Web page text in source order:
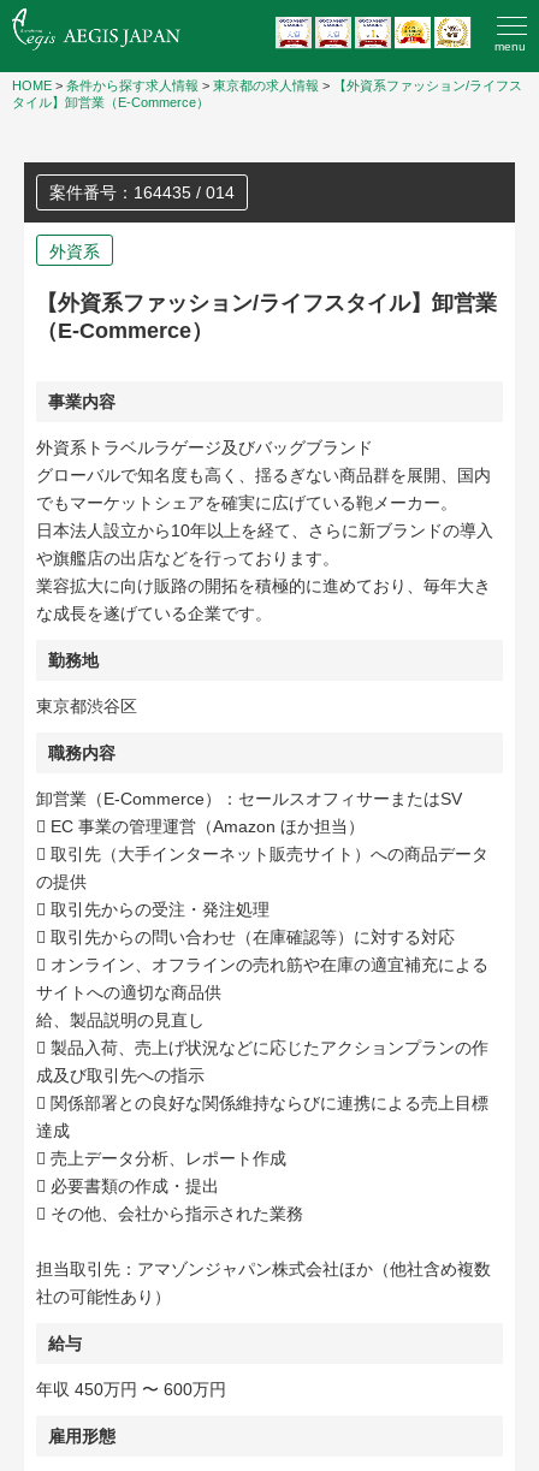
menu
HOME > 条件から探す求人情報 > 東京都の求人情報 >
【外資系ファッション/ライフス
タイル】卸営業（E-Commerce）
案件番号：164435 / 014
外資系
【外資系ファッション/ライフスタイル】卸営業
（E-Commerce）
事業内容
外資系トラベルラゲージ及びバッグブランド
グローバルで知名度も高く、揺るぎない商品群を展開、国内
でもマーケットシェアを確実に広げている鞄メーカー。
日本法人設立から10年以上を経て、さらに新ブランドの導入
や旗艦店の出店などを行っております。
業容拡大に向け販路の開拓を積極的に進めており、毎年大き
な成長を遂げている企業です。
勤務地
東京都渋谷区
職務内容
卸営業（E-Commerce）：セールスオフィサーまたはSV
 EC 事業の管理運営（Amazon ほか担当）
 取引先（大手インターネット販売サイト）への商品データ
の提供
 取引先からの受注・発注処理
 取引先からの問い合わせ（在庫確認等）に対する対応
 オンライン、オフラインの売れ筋や在庫の適宜補充による
サイトへの適切な商品供
給、製品説明の見直し
 製品入荷、売上げ状況などに応じたアクションプランの作
成及び取引先への指示
 関係部署との良好な関係維持ならびに連携による売上目標
達成
 売上データ分析、レポート作成
 必要書類の作成・提出
 その他、会社から指示された業務
担当取引先：アマゾンジャパン株式会社ほか（他社含め複数
社の可能性あり）
給与
年収 450万円 〜 600万円
雇用形態